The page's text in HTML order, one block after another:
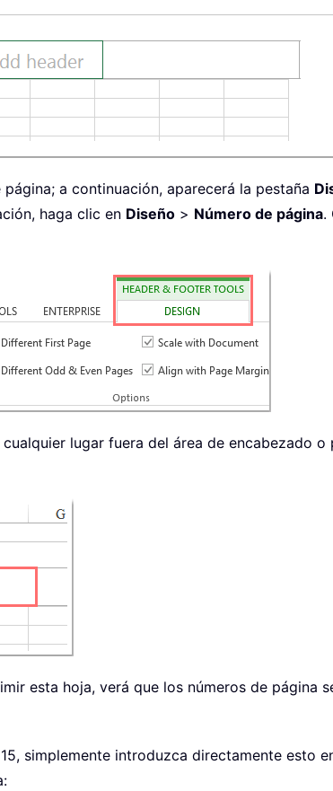
a continuación, aparecerá la pestaña
haga clic en Diseño > Número de página.
lugar fuera del área de encabezado o
esta hoja, verá que los números de página
simplemente introduzca directamente esto